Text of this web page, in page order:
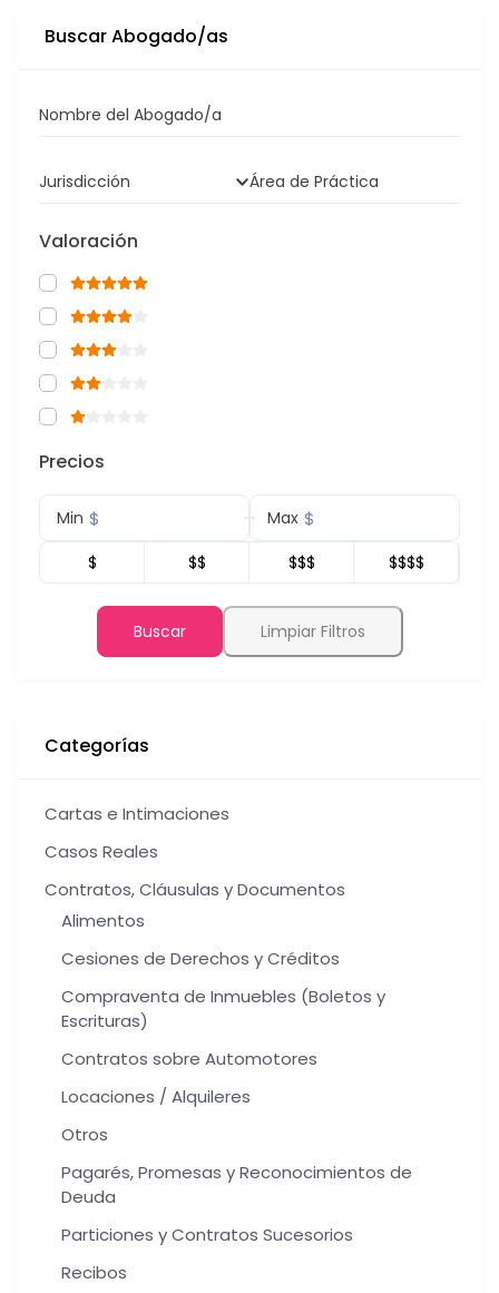
Buscar Abogado/as
Nombre del Abogado/a
Jurisdicción Área de Práctica
Valoración
Precios
Min $ Max $
$ $$ $$$ $$$$
Buscar Limpiar Filtros
Categorías
Cartas e Intimaciones
Casos Reales
Contratos, Cláusulas y Documentos
Alimentos
Cesiones de Derechos y Créditos
Compraventa de Inmuebles (Boletos y
Escrituras)
Contratos sobre Automotores
Locaciones / Alquileres
Otros
Pagarés, Promesas y Reconocimientos de
Deuda
Particiones y Contratos Sucesorios
Recibos